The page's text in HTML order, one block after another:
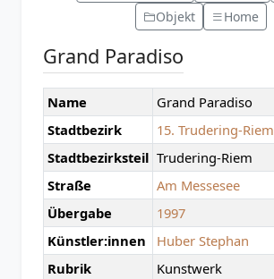
Objekt
Home
Grand Paradiso
Name
Grand Paradiso
Stadtbezirk
15. Trudering-Riem
Stadtbezirksteil Trudering-Riem
Straße
Am Messesee
Übergabe
1997
Künstler:innen
Huber Stephan
Rubrik
Kunstwerk